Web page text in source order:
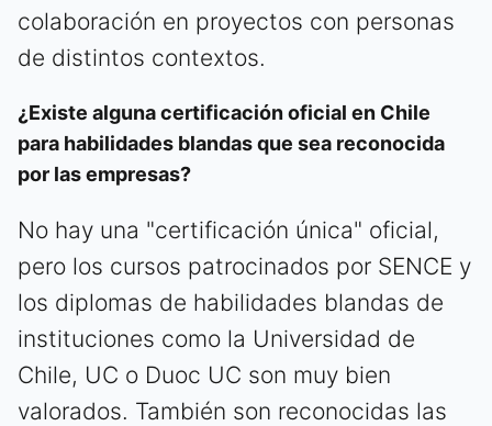
colaboración en proyectos con personas
de distintos contextos.
¿Existe alguna certificación oficial en Chile
para habilidades blandas que sea reconocida
por las empresas?
No hay una "certificación única" oficial,
pero los cursos patrocinados por SENCE y
los diplomas de habilidades blandas de
instituciones como la Universidad de
Chile, UC o Duoc UC son muy bien
valorados. También son reconocidas las